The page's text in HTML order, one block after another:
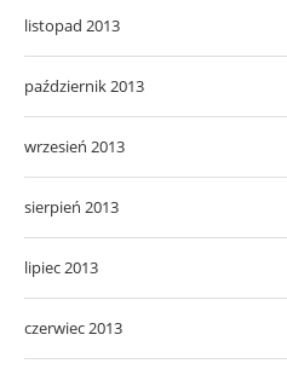
listopad 2013
październik 2013
wrzesień 2013
sierpień 2013
lipiec 2013
czerwiec 2013